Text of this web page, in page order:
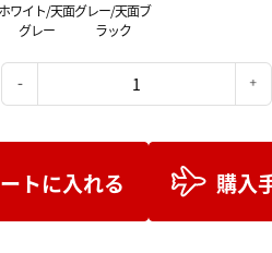
ワイト/天面
グレー
グレー/天面ブ
ラック
トに入れる 購入